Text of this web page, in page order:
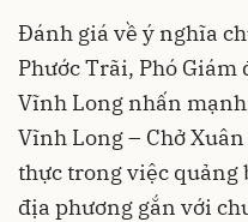
Đánh giá về ý nghĩa
Phước Trãi, Phó Giám
Vĩnh Long nhấn
Vĩnh Long – Chở
thực trong việc quảng
địa phương gắn với